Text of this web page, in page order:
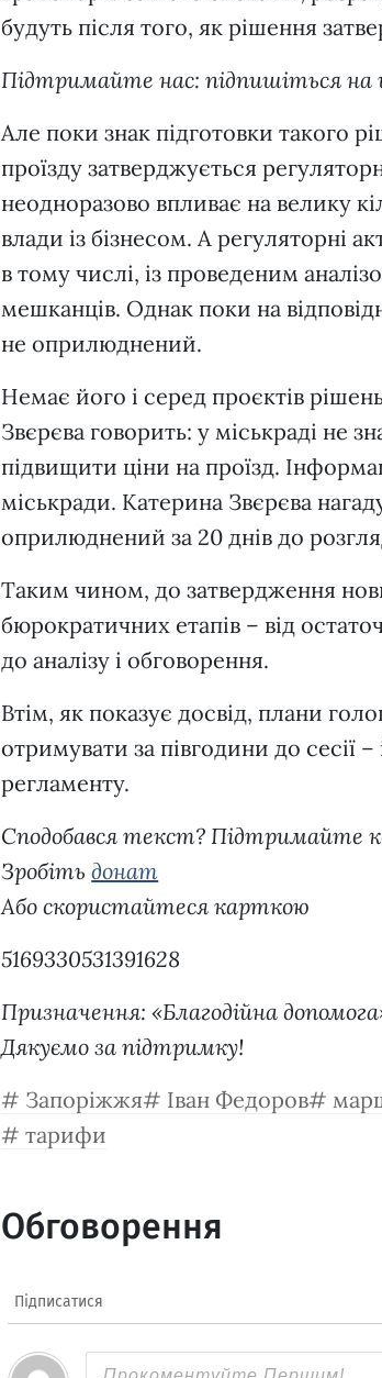
будуть після того, як рішення
Підтримайте нас: підпишіться
Але поки знак підготовки такого
проїзду затверджується
неодноразово впливає на велику
влади із бізнесом. А регуляторні
в тому числі, із проведеним
мешканців. Однак поки на
не оприлюднений.
Немає його і серед проєктів
Звєрєва говорить: у міськраді не
підвищити ціни на проїзд.
міськради. Катерина Звєрєва
оприлюднений за 20 днів до
Таким чином, до затвердження
бюрократичних етапів – від
до аналізу і обговорення.
Втім, як показує досвід, плани
отримувати за півгодини до сесії
регламенту.
Сподобався текст? Підтримайте
Зробітьдонат
Або скористайтеся карткою
5169330531391628
Призначення: «Благодійна
Дякуємо за підтримку!
Запоріжжя
Іван Федоров
тарифи
Обговорення
Підписатися